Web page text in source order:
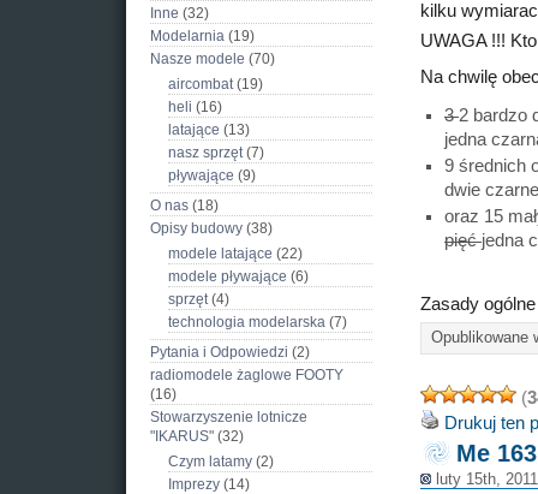
Inne (32)
Modelarnia (19)
Nasze modele (70)
aircombat(19)
heli (16)
latające (13)
nasz sprzęt(7)
pływające (9)
O nas (18)
Opisy budowy (38)
modele latające (22)
modele pływające (6)
sprzęt(4)
technologia modelarska (7)
Pytania i Odpowiedzi (2)
radiomodele żaglowe FOOTY
(16)
Stowarzyszenie lotnicze
"IKARUS" (32)
Czym latamy (2)
Imprezy (14)
kilku
UWAGA !!!
Na chwilę
32 bardzo
jedna
9 średnich
dwie
oraz 15
pięćjedna
Zasady
Opublikowane
(
Drukuj ten
Me
luty 15th,